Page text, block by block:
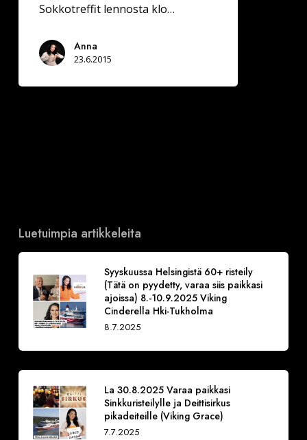
Sokkotreffit lennosta klo…
Anna
23.6.2015
Luetuimpia artikkeleita
Syyskuussa Helsingistä 60+ risteily
(Tätä on pyydetty, varaa siis paikkasi
ajoissa) 8.-10.9.2025 Viking
Cinderella Hki-Tukholma
8.7.2025
La 30.8.2025 Varaa paikkasi
Sinkkuristeilylle ja Deittisirkus
pikadeiteille (Viking Grace)
7.7.2025